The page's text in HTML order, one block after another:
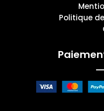
Politique